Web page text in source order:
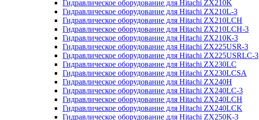
Гидравлическое оборудование для Hitachi ZX210K
Гидравлическое оборудование для Hitachi ZX210L-3
Гидравлическое оборудование для Hitachi ZX210LCH
Гидравлическое оборудование для Hitachi ZX210LCH-3
Гидравлическое оборудование для Hitachi ZX210К-3
Гидравлическое оборудование для Hitachi ZX225USR-3
Гидравлическое оборудование для Hitachi ZX225USRLC-3
Гидравлическое оборудование для Hitachi ZX230LC
Гидравлическое оборудование для Hitachi ZX230LCSA
Гидравлическое оборудование для Hitachi ZX240H
Гидравлическое оборудование для Hitachi ZX240LC-3
Гидравлическое оборудование для Hitachi ZX240LCH
Гидравлическое оборудование для Hitachi ZX240LCK
Гидравлическое оборудование для Hitachi ZX250K-3